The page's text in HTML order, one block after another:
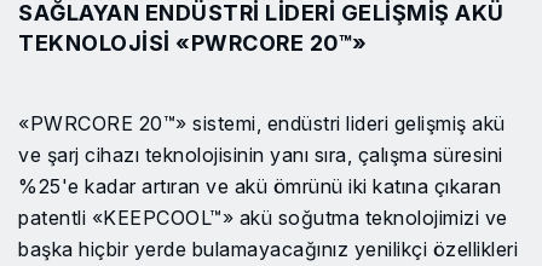
SAĞLAYAN ENDÜSTRI LIDERI GELIŞMIŞ AKÜ
TEKNOLOJISI «PWRCORE 20™»
«PWRCORE 20™» sistemi, endüstri lideri gelişmiş akü
ve şarj cihazı teknolojisinin yanı sıra, çalışma süresini
%25'e kadar artıran ve akü ömrünü iki katına çıkaran
patentli «KEEPCOOL™» akü soğutma teknolojimizi ve
başka hiçbir yerde bulamayacağınız yenilikçi özellikleri